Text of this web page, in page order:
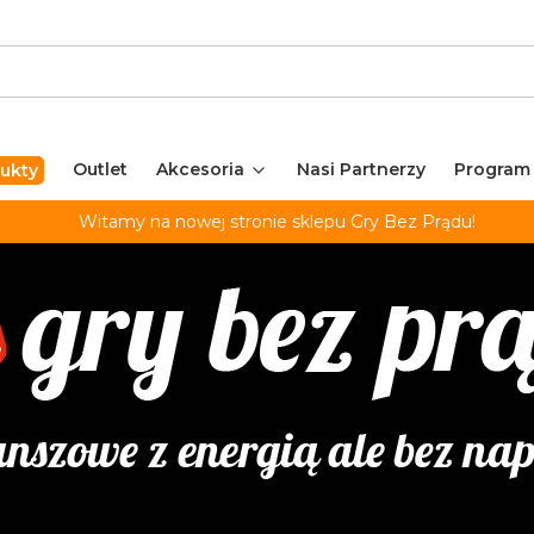
Outlet Akcesoria Nasi Partnerzy
Witamy na nowej stronie sklepu Gry Bez Prądu!